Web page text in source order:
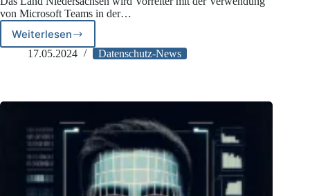
von Microsoft Teams in der…
Weiterlesen
Vorreiter
Niedersachsen:
Verwaltung
17.05.2024 Datenschutz-News